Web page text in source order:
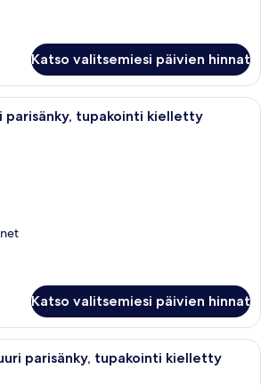
Katso valitsemiesi päivien hinnat
Moderni hotellihuone, jossa on suuri
parisänky, tupakointi kielletty
Katso valitsemiesi päivien hinnat
Moderni hotellihuone, jossa on
parisänky, tupakointi kielletty